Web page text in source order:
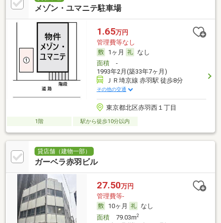
メゾン・ユマニテ駐車場
1.65万円
管理費等なし
1ヶ月
なし
面積-
1993年2月(築33年7ヶ月)
ＪＲ埼京線 赤羽駅 徒歩8分
その他の交通
東京都北区赤羽西１丁目
1階 駅から徒歩10分以内
貸店舗（建物一部）
ガーベラ赤羽ビル
27.50万円
管理費等-
10ヶ月
なし
面積79.03m2